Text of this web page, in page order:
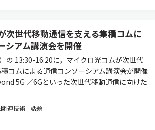
次世代移動通信を支える集積コムに
シアム講演会を開催
の 13:30-16:20に，マイクロ光コムが次世代
コムによる通信コンソーシアム講演会が開催
5G ／6Gといった次世代移動通信に向けた
関連技術 話題